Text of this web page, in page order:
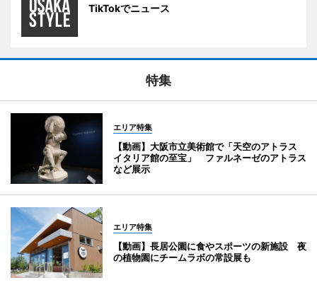
TikTokでニュース
特集
エリア特集
【動画】大阪市立美術館で「天空のアトラス
イタリア館の至宝」 ファルネーゼのアトラス
など展示
エリア特集
【動画】長居公園に食やスポーツの新施設 夜
の植物園にチームラボの常設展も